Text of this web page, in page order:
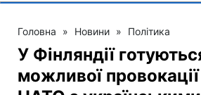
Головна » Новини » Політика
У Фінляндії
можливої